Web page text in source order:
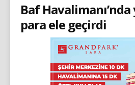
Baf
para ele geçirdi